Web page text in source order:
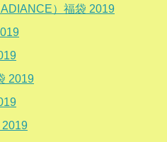
）福袋 2019
2019
2019